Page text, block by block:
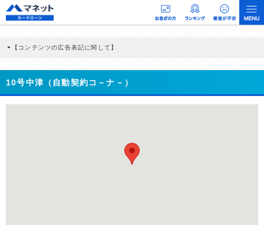
【コンテンツの広告表記に関して】
商品を根拠なくPRするものではなく、当編集部の調査／ユーザーへの口コミ収集な
どに基づき、公平性を担保した情報提供を行っています。
>提携企業一覧
10号中津（自動契約コ－ナ－）